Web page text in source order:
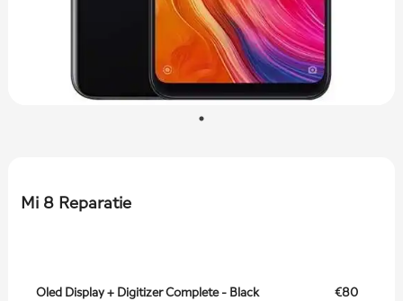
Mi 8 Reparatie
Oled Display + Digitizer Complete - Black
€80